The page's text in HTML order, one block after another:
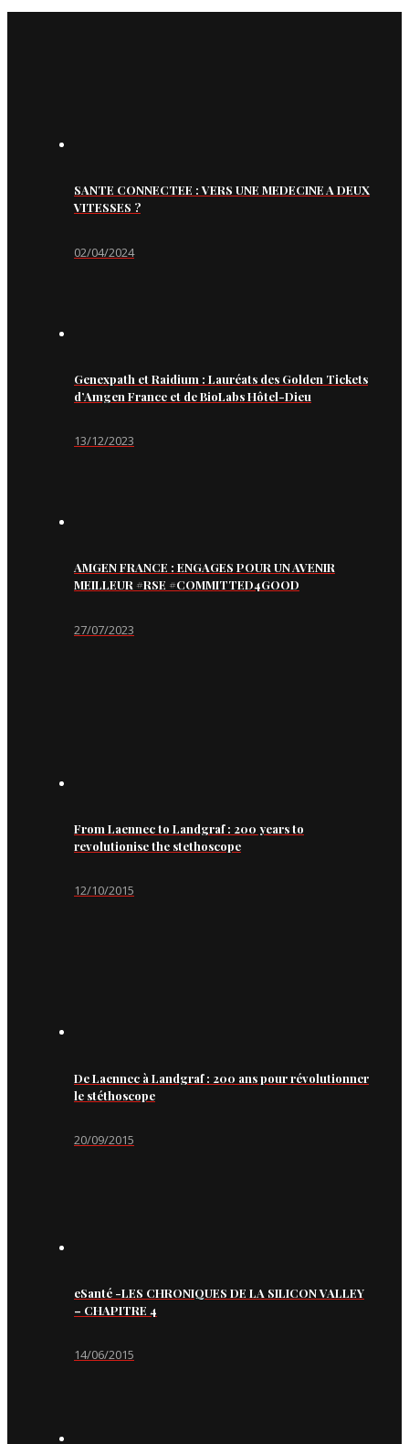
SANTE CONNECTEE : VERS UNE MEDECINE A DEUX
VITESSES ?
02/04/2024
Genexpath et Raidium : Lauréats des Golden Tickets
d’Amgen France et de BioLabs Hôtel-Dieu
13/12/2023
AMGEN FRANCE : ENGAGES POUR UN AVENIR
MEILLEUR #RSE #COMMITTED4GOOD
27/07/2023
From Laennec to Landgraf : 200 years to
revolutionise the stethoscope
12/10/2015
De Laennec à Landgraf : 200 ans pour révolutionner
le stéthoscope
20/09/2015
eSanté -LES CHRONIQUES DE LA SILICON VALLEY
– CHAPITRE 4
14/06/2015